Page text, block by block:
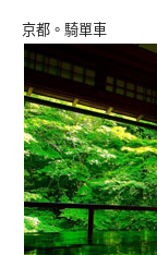
京都。騎單車